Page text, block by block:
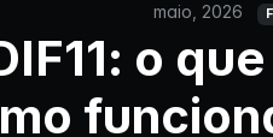
maio, 2026
o